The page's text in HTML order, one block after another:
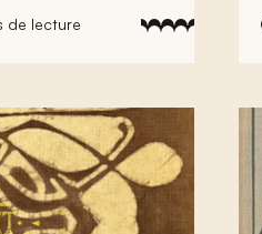
de lecture